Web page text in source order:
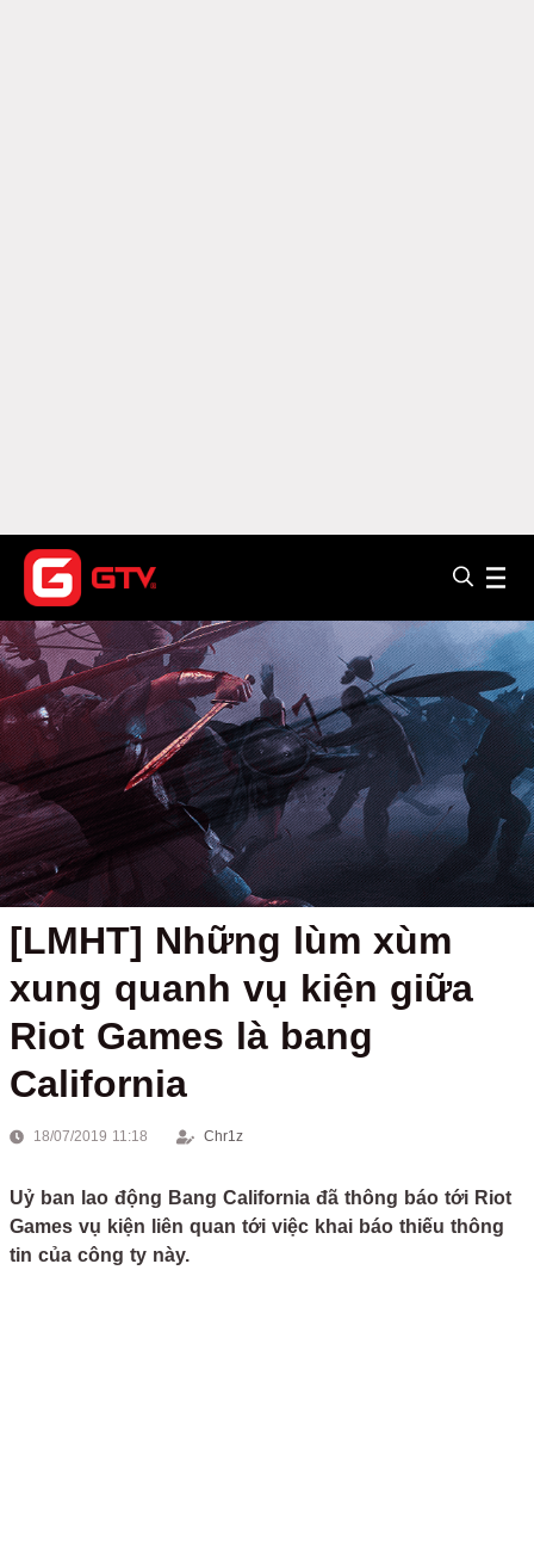
[LMHT] Những lùm xùm
xung quanh vụ kiện giữa
Riot Games là bang
California
18/07/2019 11:18 Chr1z
Uỷ ban lao động Bang California đã thông báo tới Riot
Games vụ kiện liên quan tới việc khai báo thiếu thông
tin của công ty này.